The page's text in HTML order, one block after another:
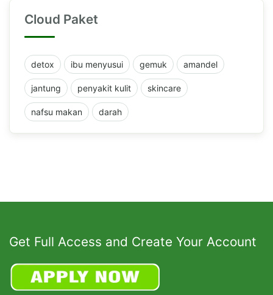
Cloud Paket
detox ibu menyusui gemuk amandel
jantung penyakit kulit skincare
nafsu makan darah
Get Full Access and Create Your Account